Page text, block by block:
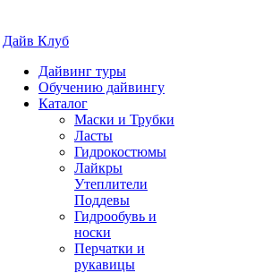
Дайв Клуб
Дайвинг туры
Обучению дайвингу
Каталог
Маски и Трубки
Ласты
Гидрокостюмы
Лайкры
Утеплители
Поддевы
Гидрообувь и
носки
Перчатки и
рукавицы